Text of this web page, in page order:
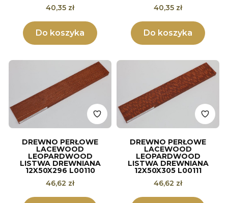
Cena
40,35 zł
Do koszyka
Cena
40,35 zł
Do koszyka
DREWNO PERŁOWE
LACEWOOD
LEOPARDWOOD
LISTWA DREWNIANA
12X50X296 L00110
Cena
46,62 zł
DREWNO PERŁOWE
LACEWOOD
LEOPARDWOOD
LISTWA DREWNIANA
12X50X305 L00111
Cena
46,62 zł